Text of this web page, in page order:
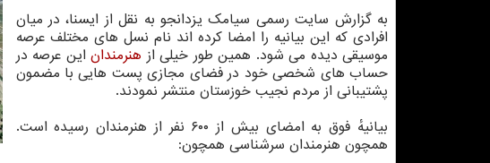
به گزارش سایت رسمی سیامک یزدانجو به نقل از ایسنا، در میان
افرادی که این بیانیه را امضا کرده اند نام نسل های مختلف عرصه
موسیقی دیده می شود. همین طور خیلی از هنرمندان این عرصه در
حساب های شخصی خود در فضای مجازی پست هایی با مضمون
پشتیبانی از مردم نجیب خوزستان منتشر نمودند.
بیانیهٔ فوق به امضای بیش از ۶۰۰ نفر از هنرمندان رسیده است.
همچون هنرمندان سرشناسی همچون: